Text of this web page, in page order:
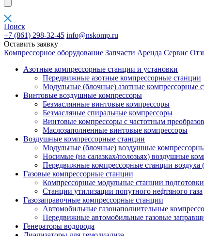
Поиск
+7 (861) 298-32-45 info@nskomp.ru
Оставить заявку
Компрессорное оборудование Запчасти Аренда Сервис
Азотные компрессорные станции и установки
Передвижные азотные компрессорные станции
Модульные (блочные) азотные компрессорные
Винтовые воздушные компрессоры
Безмаслянные винтовые компрессоры
Безмасляные спиральные компрессоры
Винтовые компрессоры с частотным
Маслозаполненные винтовые компрессоры
Воздушные компрессорные станции
Модульные (блочные) воздушные
Носимые (на салазках/полозьях) воздушные
Передвижные компрессорные станции воздуха
Газовые компрессорные станции
Компрессорные модульные станции
Станции утилизации попутного нефтяного газа
Газозаправочные компрессорные станции
Автомобильные газонаполнительные
Передвижные автомобильные газовые
Генераторы водорода